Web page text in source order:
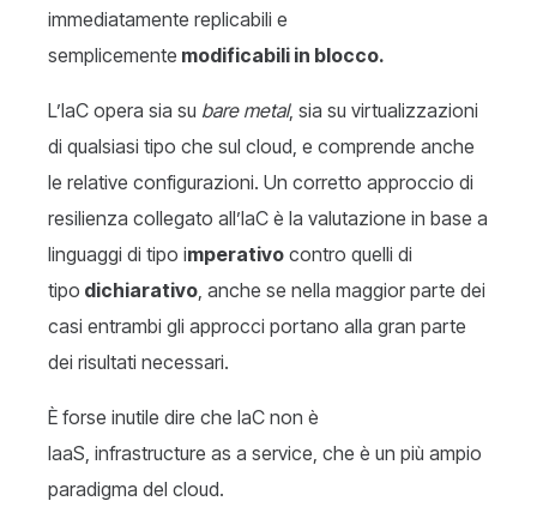
immediatamente replicabili e
semplicemente modificabili in blocco.
L’IaC opera sia su bare metal, sia su virtualizzazioni
di qualsiasi tipo che sul cloud, e comprende anche
le relative configurazioni. Un corretto approccio di
resilienza collegato all’IaC è la valutazione in base a
linguaggi di tipo imperativo contro quelli di
tipo dichiarativo , anche se nella maggior parte dei
casi entrambi gli approcci portano alla gran parte
dei risultati necessari.
È forse inutile dire che IaC non è
IaaS, infrastructure as a service, che è un più ampio
paradigma del cloud.